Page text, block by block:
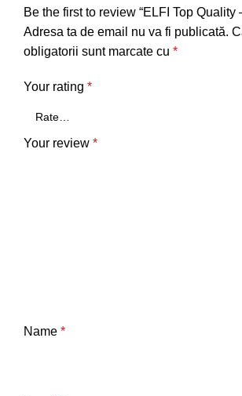
Be the first to review “ELFI Top Quality
Adresa ta de email nu va fi publicată.
obligatorii sunt marcate cu *
Your rating *
Your review *
Name *